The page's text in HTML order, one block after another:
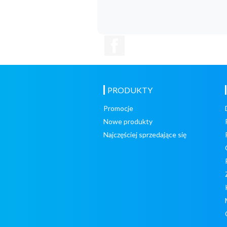
PRODUKTY
Promocje
Nowe produkty
Najczęściej sprzedające się